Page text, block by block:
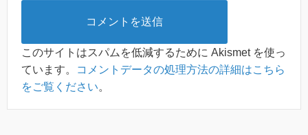
このサイトはスパムを低減するために Akismet を使っ
ています。
コメントデータの処理方法の詳細はこちら
をご覧ください。